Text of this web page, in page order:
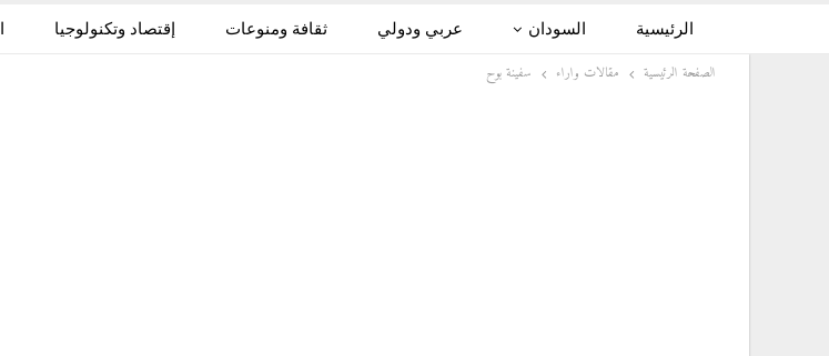
الرئيسية السودان عربي ودولي ثقافة ومنوعات إقتصاد وتكنولوجيا
الصفحة الرئيسية مقالات واراء سفينة بوح